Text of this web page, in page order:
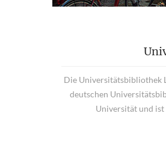
Die Universitätsbibliothek
deutschen
Universität und